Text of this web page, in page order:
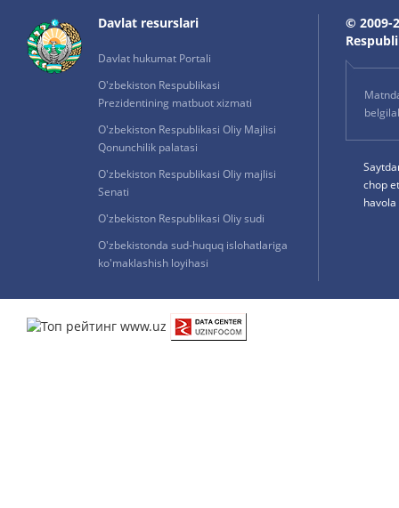
Davlat resurslari
Davlat hukumat Portali
O'zbekiston Respublikasi
Prezidentining matbuot xizmati
O'zbekiston Respublikasi Oliy Majlisi
Qonunchilik palatasi
O'zbekiston Respublikasi Oliy majlisi
Senati
O'zbekiston Respublikasi Oliy sudi
O'zbekistonda sud-huquq islohatlariga
ko'maklashish loyihasi
© 2009-
chop